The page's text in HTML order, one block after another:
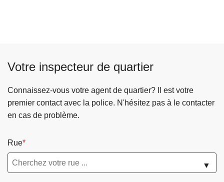
Votre inspecteur de quartier
Connaissez-vous votre agent de quartier? Il est votre
premier contact avec la police. N'hésitez pas à le contacter
en cas de problème.
Rue
▼